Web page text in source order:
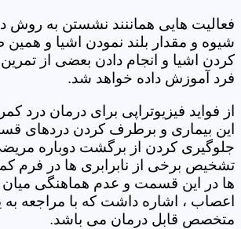
فعالیت هایی هماننند نشستن به
شیوه و مقدار بلند نمودن اشیا و همین
کردن اشیا و انجام دادن بعضی از
فرد آموزش داده خواهد شد.
از فواید فیزیوتراپی برای درمان درد
این بیماری و برطرف کردن دردهای
جلوگیری کردن از برگشت دوباره
تشخیص برخی از نابرابری ها در فرم
ها در این قسمت و عدم هماهنگی میان
اعصاب ، اشاره داشت که با مراجعه به
متخصص قابل درمان می باشد.